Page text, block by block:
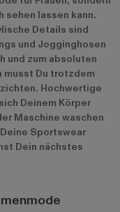
lassen kann.
Details sind
und Jogginghosen
und zum absoluten
musst Du trotzdem
Hochwertige
Deinem Körper
Maschine waschen
Sportswear
Dein nächstes